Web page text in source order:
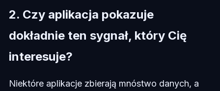
2. Czy aplikacja pokazuje
dokładnie ten sygnał, który Cię
interesuje?
Niektóre aplikacje zbierają mnóstwo danych, a